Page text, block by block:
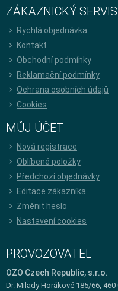
ZÁKAZNICKÝ SERVIS
Rychlá objednávka
Kontakt
Obchodní podmínky
Reklamační podmínky
Ochrana osobních údajů
Cookies
MŮJ ÚČET
Nová registrace
Oblíbené položky
Předchozí objednávky
Editace zákazníka
Změnit heslo
Nastavení cookies
PROVOZOVATEL
OZO Czech Republic, s.r.o.
Dr. Milady Horákové 185/66, 460